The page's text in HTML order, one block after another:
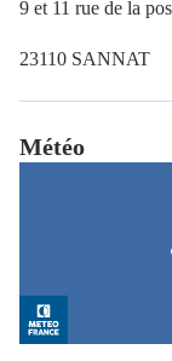
9 et 11 rue de la
23110 SANNAT
Météo